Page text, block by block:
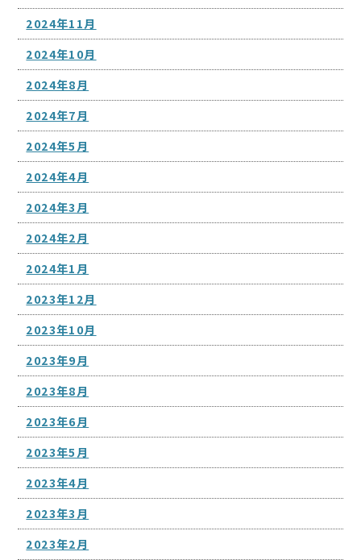
2024年11月
2024年10月
2024年8月
2024年7月
2024年5月
2024年4月
2024年3月
2024年2月
2024年1月
2023年12月
2023年10月
2023年9月
2023年8月
2023年6月
2023年5月
2023年4月
2023年3月
2023年2月